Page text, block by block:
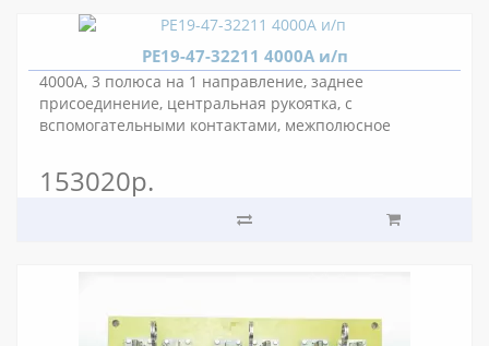
РЕ19-47-32211 4000А и/п
4000А, 3 полюса на 1 направление, заднее
присоединение, центральная рукоятка, с
вспомогательными контактами, межполюсное
153020р.